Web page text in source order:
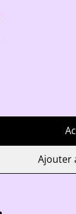
Ajouter